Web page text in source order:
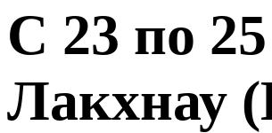
C 23 по
Лакхнау